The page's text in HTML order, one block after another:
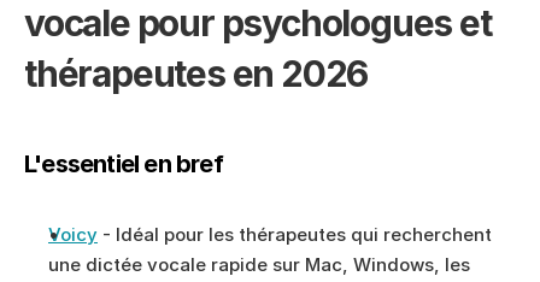
vocale pour psychologues et
thérapeutes en 2026
L'essentiel en bref
Voicy - Idéal pour les thérapeutes qui recherchent
une dictée vocale rapide sur Mac, Windows, les